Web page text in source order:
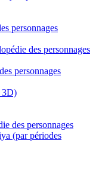
personnages
des personnages
personnages
3D)
des personnages
(par périodes